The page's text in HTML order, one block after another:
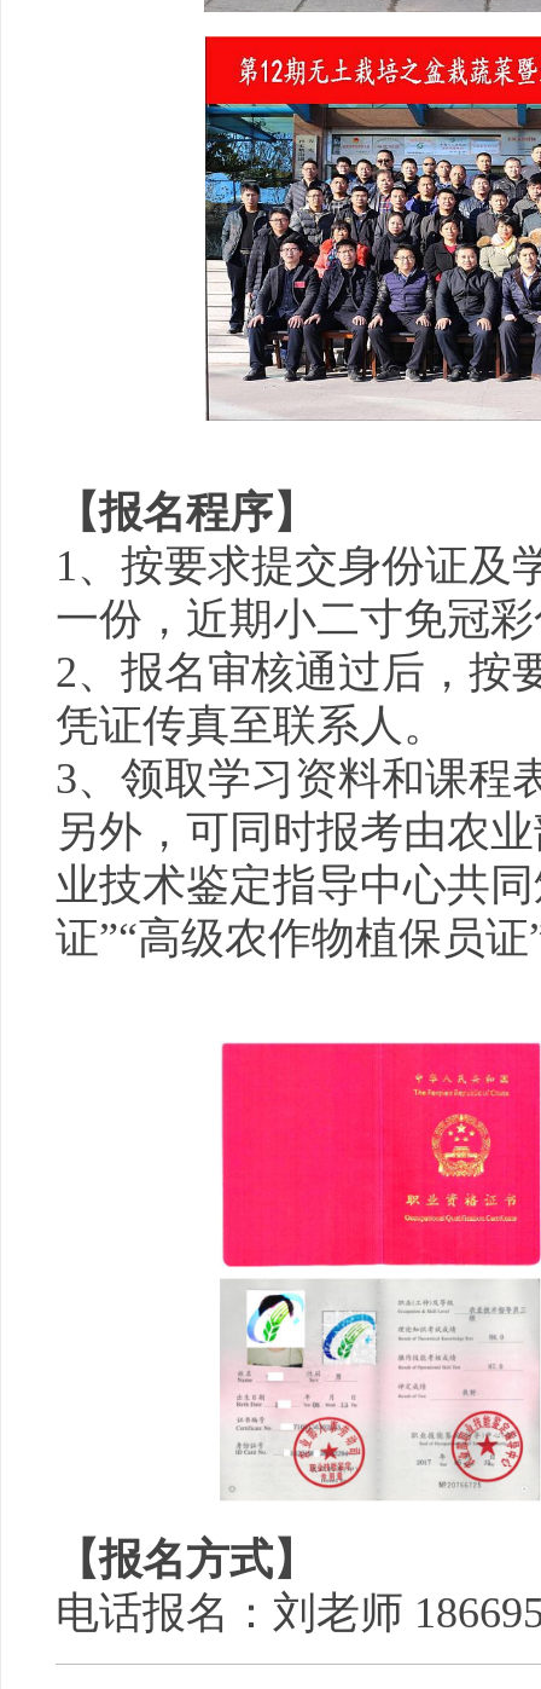
【报名程序】
1、按要求提交身份证及
一份，近期小二寸免冠
2、报名审核通过后，按
凭证传真至联系人。
3、领取学习资料和课程
另外，可同时报考由农
业技术鉴定指导中心共
证”“高级农作物植保员证
【报名方式】
电话报名：刘老师